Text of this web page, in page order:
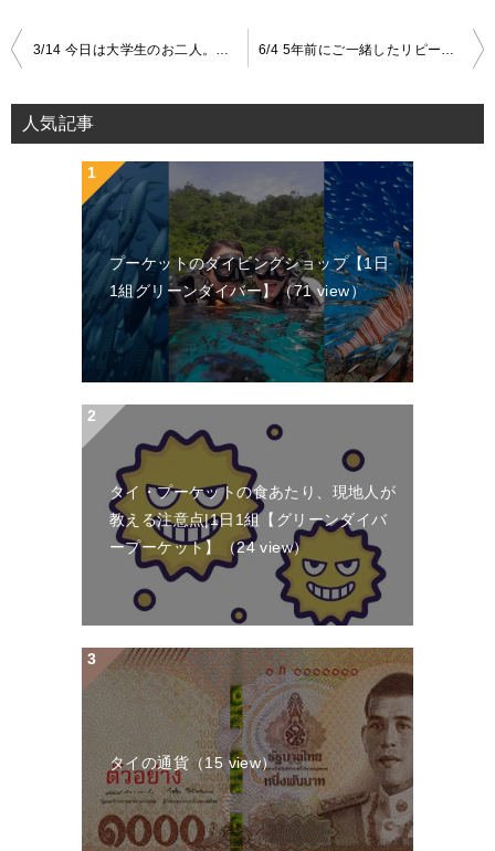
投
ナ
3/14 今日は大学生のお二人。体験ダイビングとは思えないほど、とても上手でした。|1日1組【グリーンダイバープーケット】ブログ 6/4 5年前にご一緒したリピーター様が、また新しいお仲間と一緒に、プーケットで体験ダイビング
人気記事
プーケットのダイビングショップ【1日
1組グリーンダイバー】（71 view）
タイ・プーケットの食あたり、現地人が
教える注意点|1日1組【グリーンダイバ
ープーケット】
（24 view）
タイの通貨（15 view）